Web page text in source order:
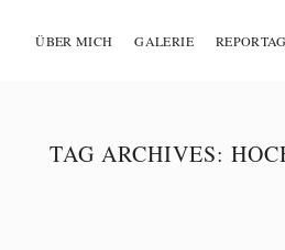
ÜBER MICH GALERIE
TAG ARCHIVES: